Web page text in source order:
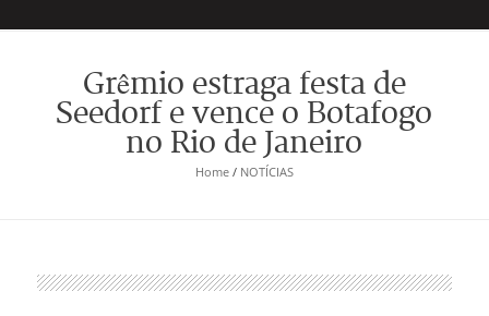
Grêmio estraga festa de
Seedorf e vence o Botafogo
no Rio de Janeiro
Home/ NOTÍCIAS